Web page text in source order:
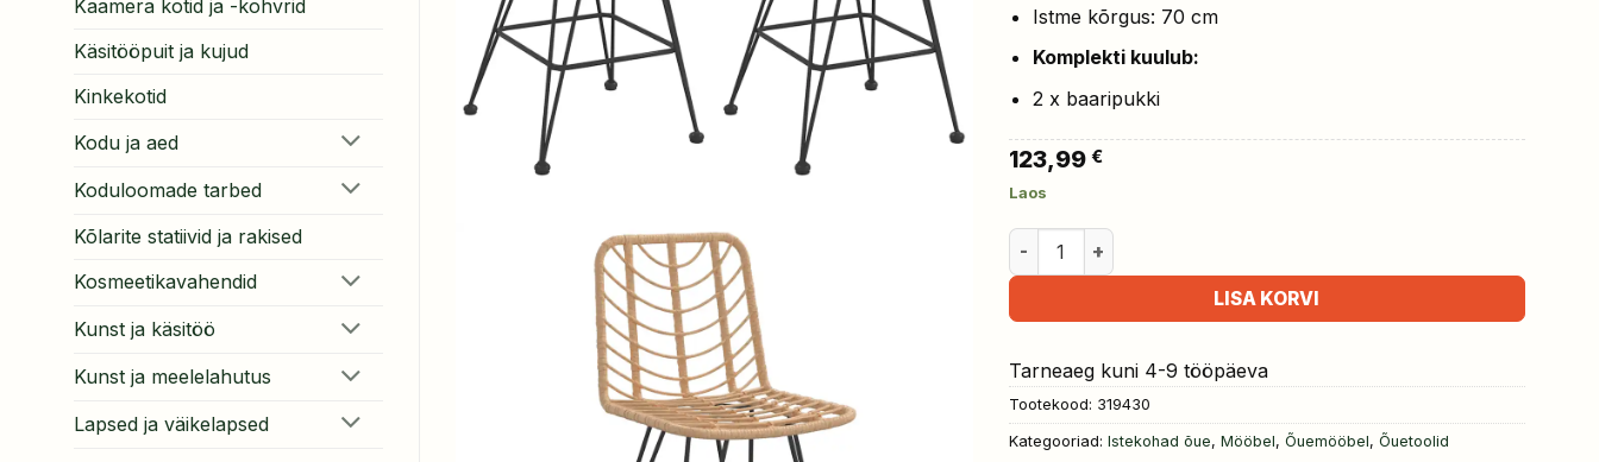
Kaamera kotid ja -kohvrid
Käsitööpuit ja kujud
Kinkekotid
Kodu ja aed
Koduloomade tarbed
Kõlarite statiivid ja rakised
Kosmeetikavahendid
Kunst ja käsitöö
Kunst ja meelelahutus
Lapsed ja väikelapsed
Istme kõrgus: 70 cm
Komplekti kuulub:
2 x baaripukki
123,99 €
Laos
baaritoolid 2 tk, 45 x 56 x 103,5 cm, PE-rotang ja teras kogus
LISA KORVI
Tarneaeg kuni 4-9 tööpäeva
Tootekood: 319430
Kategooriad: Istekohad õue, Mööbel, Õuemööbel, Õuetoolid